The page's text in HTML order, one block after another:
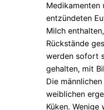
Medikamenten
entzündeten
Milch
Rückstände
werden sofort
gehalten, mit
Die
weiblichen
Küken.